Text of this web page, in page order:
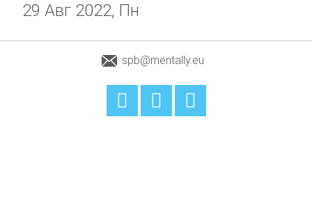
29 Авг 2022, Пн
spb@mentally.eu